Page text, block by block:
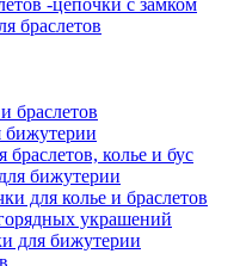
-цепочки с замком
браслетов
браслетов
бижутерии
колье и бус
бижутерии
для колье и браслетов
украшений
для бижутерии